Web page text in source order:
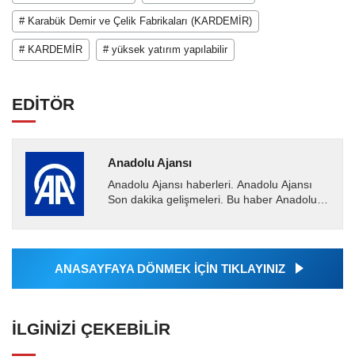
# Karabük Demir ve Çelik Fabrikaları (KARDEMİR)
# KARDEMİR # yüksek yatırım yapılabilir
EDİTÖR
Anadolu Ajansı
Anadolu Ajansı haberleri. Anadolu Ajansı
Son dakika gelişmeleri. Bu haber Anadolu
Ajansı tarafından...
ANASAYFAYA DÖNMEK İÇİN TIKLAYINIZ
İLGINIZI ÇEKEBILIR